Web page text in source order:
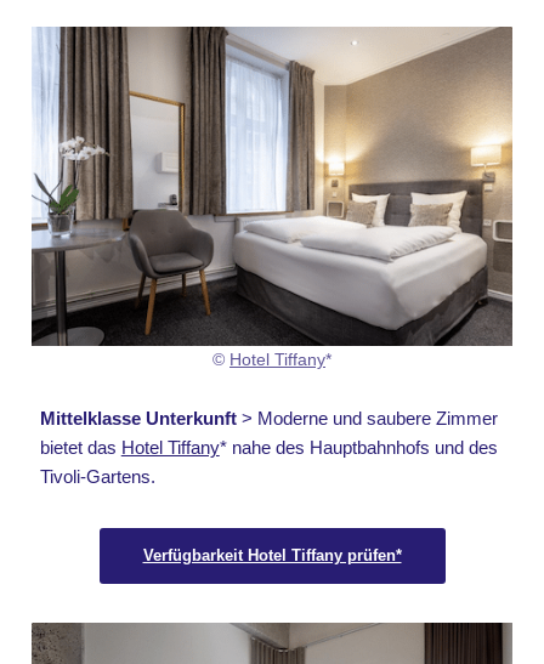
© Hotel Tiffany*
Mittelklasse Unterkunft > Moderne und saubere Zimmer
bietet das Hotel Tiffany* nahe des Hauptbahnhofs und des
Tivoli-Gartens.
Verfügbarkeit Hotel Tiffany prüfen*